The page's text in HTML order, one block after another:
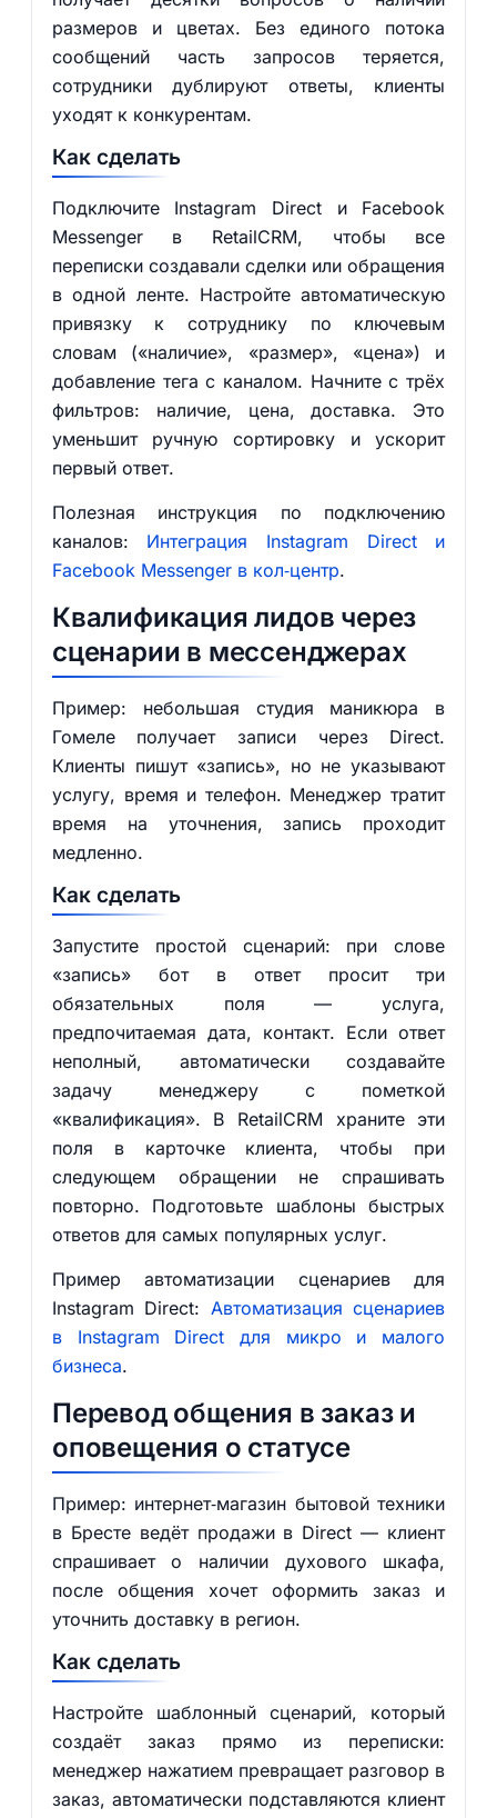
размеров и цветах. Без единого потока
сообщений часть запросов теряется,
сотрудники дублируют ответы, клиенты
уходят к конкурентам.
Как сделать
Подключите Instagram Direct и Facebook
Messenger в RetailCRM, чтобы все
переписки создавали сделки или обращения
в одной ленте. Настройте автоматическую
привязку к сотруднику по ключевым
словам («наличие», «размер», «цена») и
добавление тега с каналом. Начните с трёх
фильтров: наличие, цена, доставка. Это
уменьшит ручную сортировку и ускорит
первый ответ.
Полезная инструкция по подключению
каналов: Интеграция Instagram Direct и
Facebook Messenger в кол‑центр.
Квалификация лидов через
сценарии в мессенджерах
Пример: небольшая студия маникюра в
Гомеле получает записи через Direct.
Клиенты пишут «запись», но не указывают
услугу, время и телефон. Менеджер тратит
время на уточнения, запись проходит
медленно.
Как сделать
Запустите простой сценарий: при слове
«запись» бот в ответ просит три
обязательных поля — услуга,
предпочитаемая дата, контакт. Если ответ
неполный, автоматически создавайте
задачу менеджеру с пометкой
«квалификация». В RetailCRM храните эти
поля в карточке клиента, чтобы при
следующем обращении не спрашивать
повторно. Подготовьте шаблоны быстрых
ответов для самых популярных услуг.
Пример автоматизации сценариев для
Instagram Direct: Автоматизация сценариев
в Instagram Direct для микро и малого
бизнеса.
Перевод общения в заказ и
оповещения о статусе
Пример: интернет‑магазин бытовой техники
в Бресте ведёт продажи в Direct — клиент
спрашивает о наличии духового шкафа,
после общения хочет оформить заказ и
уточнить доставку в регион.
Как сделать
Настройте шаблонный сценарий, который
создаёт заказ прямо из переписки:
менеджер нажатием превращает разговор в
заказ, автоматически подставляются клиент